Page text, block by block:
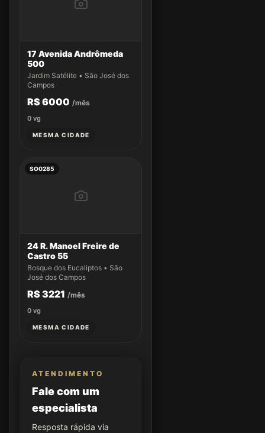
17 Avenida Andrômeda
500
Jardim Satélite • São José dos
Campos
R$ 6000 /mês
0 vg
MESMA CIDADE
SO0285
24 R. Manoel Freire de
Castro 55
Bosque dos Eucaliptos • São
José dos Campos
R$ 3221 /mês
0 vg
MESMA CIDADE
ATENDIMENTO
Fale com um
especialista
Resposta rápida via